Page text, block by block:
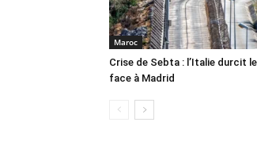
Maroc
Crise de Sebta : l’Italie durcit
face à Madrid